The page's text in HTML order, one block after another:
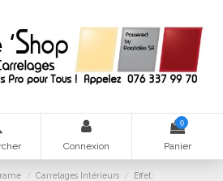
Connexion
0
Panier
Carrelages Intérieurs
Effet: